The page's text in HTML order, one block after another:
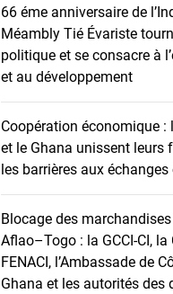
66 éme anniversaire de
Méambly Tié Évariste
politique et se consacre à
et au développement
Coopération économique :
et le Ghana unissent leurs
les barrières aux
Blocage des
Aflao–Togo : la GCCI-CI, la
FENACI, l’Ambassade de
Ghana et les autorités des